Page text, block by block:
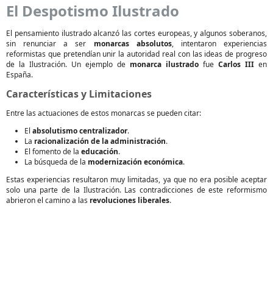
El Despotismo Ilustrado
El pensamiento ilustrado alcanzó las cortes europeas, y algunos soberanos,
sin renunciar a ser monarcas absolutos, intentaron experiencias
reformistas que pretendían unir la autoridad real con las ideas de progreso
de la Ilustración. Un ejemplo de monarca ilustrado fue Carlos III en
España.
Características y Limitaciones
Entre las actuaciones de estos monarcas se pueden citar:
El absolutismo centralizador.
La racionalización de la administración.
El fomento de la educación.
La búsqueda de la modernización económica.
Estas experiencias resultaron muy limitadas, ya que no era posible aceptar
solo una parte de la Ilustración. Las contradicciones de este reformismo
abrieron el camino a las revoluciones liberales.